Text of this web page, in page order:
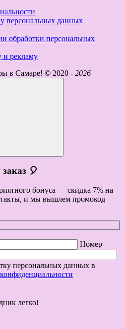
персональных данных
обработки персональных
и рекламу
в Самаре! © 2020 - 2026
🎈
бонуса — скидка 7% на
и мы вышлем промокод
Номер
персональных данных в
легко!